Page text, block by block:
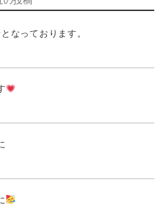
なっております。